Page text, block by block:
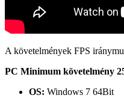
A követelmények FPS
PC Minimum követelmény
OS: Windows 7 64Bit